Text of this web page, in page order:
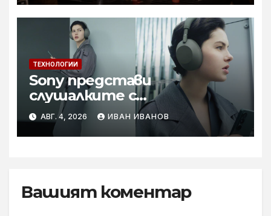
ТЕХНОЛОГИИ
Sony представи
слушалките с
шумопотискане WH-
1000XM6 в нов цвят „Olive
Gray“
АВГ. 4, 2026 ИВАН ИВАНОВ
Вашият коментар